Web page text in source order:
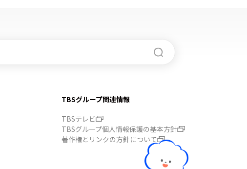
TBSグループ関連情報
TBSテレビ
TBSグループ個人情報保護の基本方針
著作権とリンクの方針について